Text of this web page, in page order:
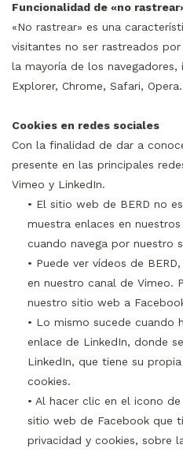
Funcionalidad de «no
«No rastrear» es una
visitantes no ser rastreados
la mayoría de los
Explorer, Chrome, Safari, Opera.
Cookies en redes sociales
Con la finalidad de dar a
presente en las principales
Vimeo y LinkedIn.
• El sitio web de BERD no
muestra enlaces en
cuando navega por nuestro
• Puede ver vídeos de
en nuestro canal de Vimeo.
nuestro sitio web a
• Lo mismo sucede cuando
enlace de LinkedIn, donde
LinkedIn, que tiene su
cookies.
• Al hacer clic en el icono
sitio web de Facebook que
privacidad y cookies, sobre